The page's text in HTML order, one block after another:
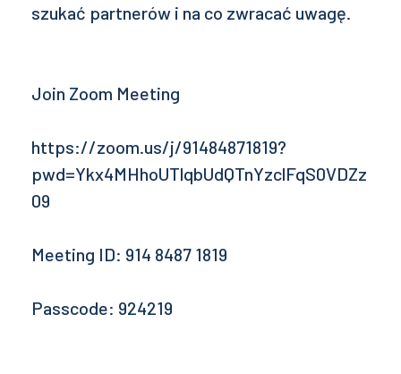
szukać partnerów i na co zwracać uwagę.
Join Zoom Meeting
https://zoom.us/j/91484871819?
pwd=Ykx4MHhoUTlqbUdQTnYzclFqS0VDZz
09
Meeting ID: 914 8487 1819
Passcode: 924219